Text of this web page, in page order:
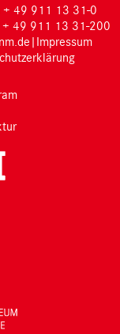
+ 49 911 13 31-0
+ 49 911 13 31-200
| Impressum